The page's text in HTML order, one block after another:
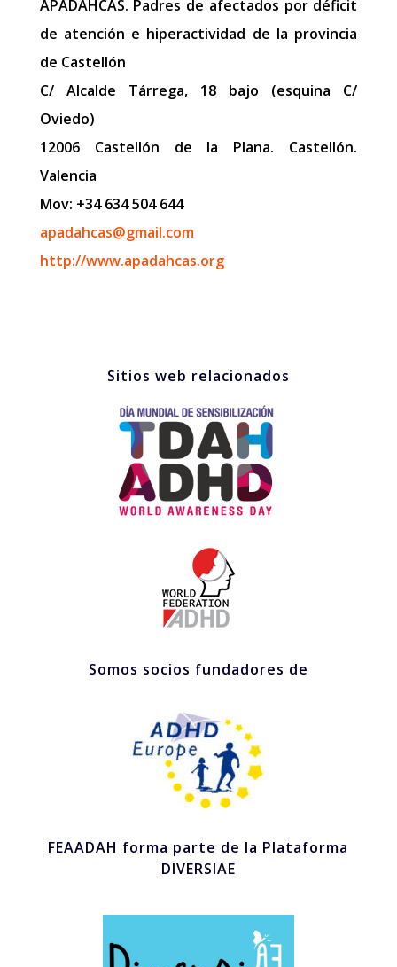
APADAHCAS. Padres de afectados por déficit
de atención e hiperactividad de la provincia
de Castellón
C/ Alcalde Tárrega, 18 bajo (esquina C/
Oviedo)
12006 Castellón de la Plana. Castellón.
Valencia
Mov: +34 634 504 644
apadahcas@gmail.com
http://www.apadahcas.org
Sitios web relacionados
Somos socios fundadores de
FEAADAH forma parte de la Plataforma
DIVERSIAE